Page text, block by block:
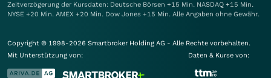
Zeitverzögerung der Kursdaten: Deutsche Börsen +15 Min. NASDAQ +15 Min.
NYSE +20 Min. AMEX +20 Min. Dow Jones +15 Min. Alle Angaben ohne Gewähr.
Copyright © 1998-2026 Smartbroker Holding AG - Alle Rechte vorbehalten.
Mit Unterstützung von:
Daten & Kurse von: